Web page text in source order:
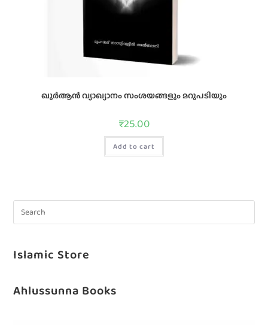
ഖുര്‍ആന്‍ വ്യാഖ്യാനം സംശയങ്ങളും മറുപടിയും
₹25.00
Add to cart
Islamic Store
Ahlussunna Books